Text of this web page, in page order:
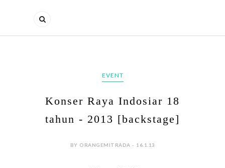
EVENT
Konser Raya Indosiar 18
tahun - 2013 [backstage]
BY ORANGEMITRADA - 16.1.13